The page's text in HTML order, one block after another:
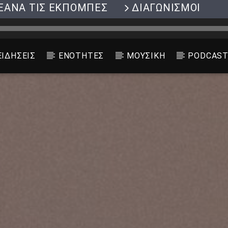
ΤΙΣ ΕΚΠΟΜΠΕΣ ΔΙΑΓΩΝΙΣΜΟΙ
ΕΝΟΤΗΤΕΣ ΜΟΥΣΙΚΗ